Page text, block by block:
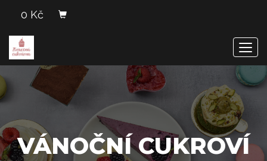
0 Kč
VÁNOČNÍ CUKROVÍ